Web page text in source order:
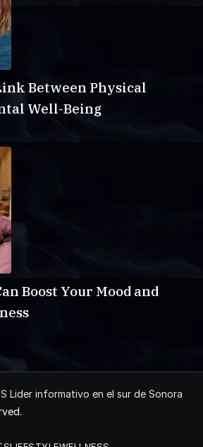
Between Physical
Well-Being
Boost Your Mood and
Lider informativo en el sur de Sonora